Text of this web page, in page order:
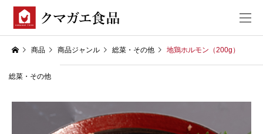
商品 商品ジャンル 総菜・その他 地鶏ホルモン（200g）
総菜・その他